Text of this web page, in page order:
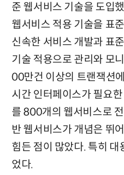
준 웹서비스 기술을 도입
웹서비스 적용 기술을 표
신속한 서비스 개발과 표
기술 적용으로 관리와 모
00만건 이상의 트랜잭션
시간 인터페이스가 필요
를 800개의 웹서비스로
반 웹서비스가 개념은 뛰
힘든 점이 많았다. 특히
었다.